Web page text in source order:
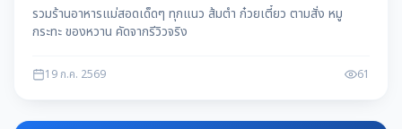
รวมร้านอาหารแม่สอดเด็ดๆ ทุกแนว ส้มตำ ก๋วยเตี๋ยว ตามสั่ง หมู
กระทะ ของหวาน คัดจากรีวิวจริง
19 ก.ค. 2569 61